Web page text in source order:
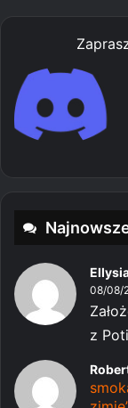
08/08/
z